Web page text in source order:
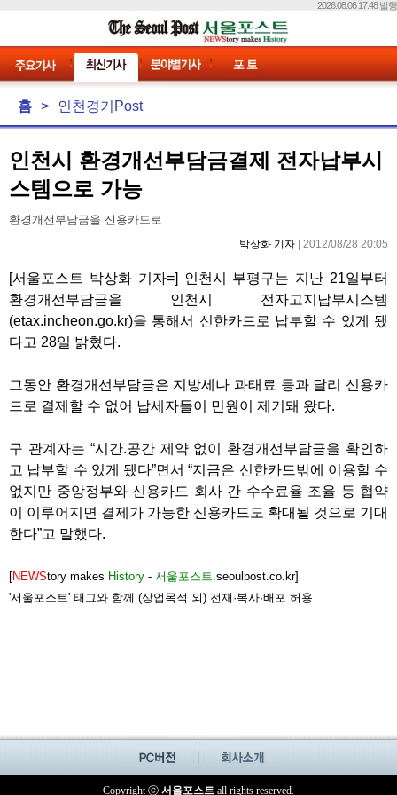
2026.08.06 17:48 발행
홈 > 인천경기Post
인천시 환경개선부담금결제 전자납부시
스템으로 가능
환경개선부담금을 신용카드로
박상화 기자 | 2012/08/28 20:05
[서울포스트 박상화 기자=] 인천시 부평구는 지난 21일부터
환경개선부담금을 인천시 전자고지납부시스템
(etax.incheon.go.kr)을 통해서 신한카드로 납부할 수 있게 됐
다고 28일 밝혔다.
그동안 환경개선부담금은 지방세나 과태료 등과 달리 신용카
드로 결제할 수 없어 납세자들이 민원이 제기돼 왔다.
구 관계자는 “시간.공간 제약 없이 환경개선부담금을 확인하
고 납부할 수 있게 됐다”면서 “지금은 신한카드밖에 이용할 수
없지만 중앙정부와 신용카드 회사 간 수수료율 조율 등 협약
이 이루어지면 결제가 가능한 신용카드도 확대될 것으로 기대
한다”고 말했다.
[NEWStory makes History - 서울포스트.seoulpost.co.kr]
'서울포스트' 태그와 함께 (상업목적 외) 전재·복사·배포 허용
Copyright ⓒ 서울포스트 all rights reserved.